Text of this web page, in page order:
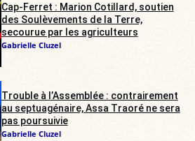
Cap-Ferret : Marion Cotillard, soutien
des Soulèvements de la Terre,
secourue par les agriculteurs
Gabrielle Cluzel
Trouble à l’Assemblée : contrairement
au septuagénaire, Assa Traoré ne sera
pas poursuivie
Gabrielle Cluzel